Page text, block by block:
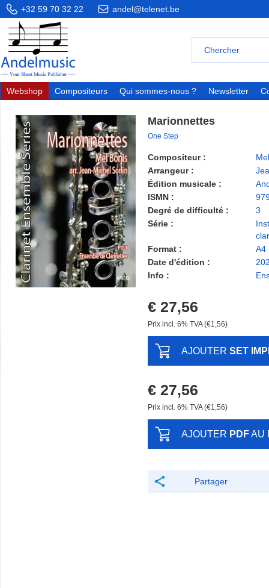
+32 59 70 32 22 andel@telenet.be
Webshop Compositeurs Qui sommes-nous ? Newsletter
Marionnettes
One Step
Compositeur :
Arrangeur :
Édition musicale :
ISMN :
Degré de difficulté :
3
Série :
Format :
A4
Date d'édition :
Info :
€ 27,56
Prix ​​incl. 6% TVA (€1,56)
AJOUTER SET
€ 27,56
Prix ​​incl. 6% TVA (€1,56)
AJOUTER PDFAU
Partager